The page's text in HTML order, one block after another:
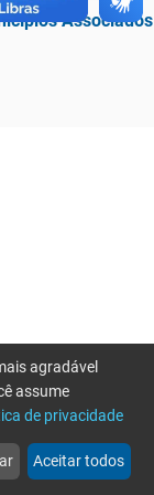
Associados
more_horiz
Mais
agradável
assume
de privacidade
Aceitar todos